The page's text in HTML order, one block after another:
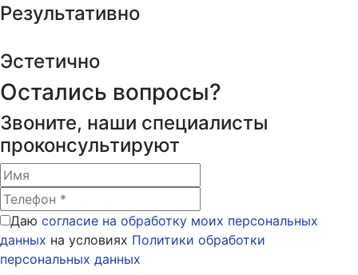
Результативно
Эстетично
Остались вопросы?
Звоните, наши специалисты
проконсультируют
Даю согласие на обработку моих персональных
данных на условиях Политики обработки
персональных данных